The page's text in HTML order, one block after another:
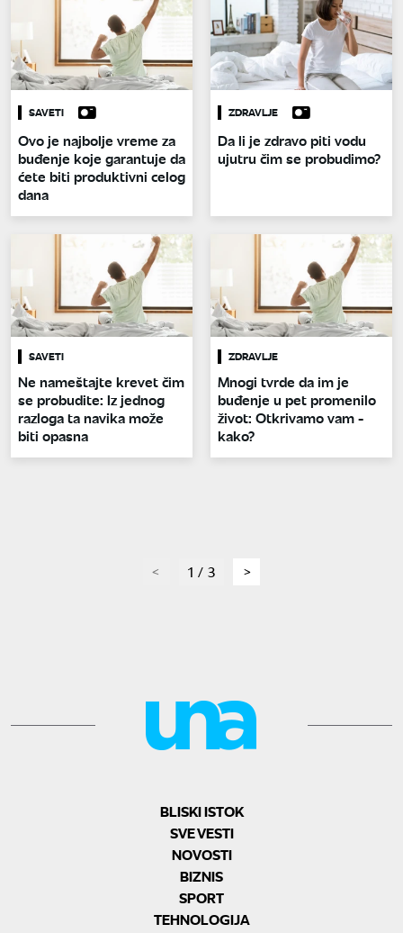
SAVETI
Ovo je najbolje vreme za
buđenje koje garantuje da
ćete biti produktivni celog
dana
ZDRAVLJE
Da li je zdravo piti vodu
ujutru čim se probudimo?
SAVETI
Ne nameštajte krevet čim
se probudite: Iz jednog
razloga ta navika može
biti opasna
ZDRAVLJE
Mnogi tvrde da im je
buđenje u pet promenilo
život: Otkrivamo vam -
kako?
page1 / 3 page
BLISKI ISTOK
SVE VESTI
NOVOSTI
BIZNIS
SPORT
TEHNOLOGIJA